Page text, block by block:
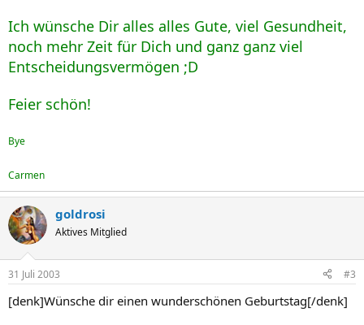
Ich wünsche Dir alles alles Gute, viel Gesundheit,
noch mehr Zeit für Dich und ganz ganz viel
Entscheidungsvermögen ;D
Feier schön!
Bye
Carmen
goldrosi
Aktives Mitglied
31 Juli 2003 #3
[denk]Wünsche dir einen wunderschönen Geburtstag[/denk]